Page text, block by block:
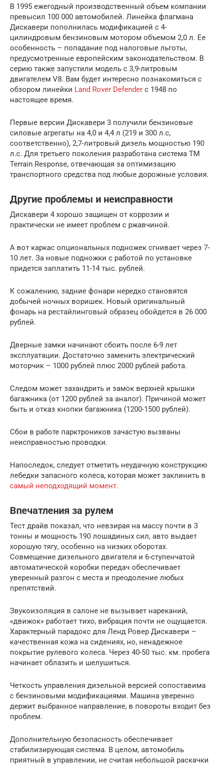
В 1995 ежегодный производственный объем компании
превысил 100 000 автомобилей. Линейка флагмана
Дискавери пополнилась модификацией с 4-
цилиндровым бензиновым мотором объемом 2,0 л. Ее
особенность – попадание под налоговые льготы,
предусмотренные европейским законодательством. В
серию также запустили модель с 3,9-литровым
двигателем V8. Вам будет интересно познакомиться с
обзором линейки Land Rover Defender с 1948 по
настоящее время.
Первые версии Дискавери 3 получили бензиновые
силовые агрегаты на 4,0 и 4,4 л (219 и 300 л.с,
соответственно), 2,7-литровый дизель мощностью 190
л.с. Для третьего поколения разработана система TM
Terrain Response, отвечающая за оптимизацию
транспортного средства под любые дорожные условия.
Другие проблемы и неисправности
Дискавери 4 хорошо защищен от коррозии и
практически не имеет проблем с ржавчиной.
А вот каркас опциональных подножек сгнивает через 7-
10 лет. За новые подножки с работой по установке
придется заплатить 11-14 тыс. рублей.
К сожалению, задние фонари нередко становятся
добычей ночных воришек. Новый оригинальный
фонарь на рестайлинговый образец обойдется в 26 000
рублей.
Дверные замки начинают сбоить после 6-9 лет
эксплуатации. Достаточно заменить электрический
моторчик – 1000 рублей плюс 2000 рублей работа.
Следом может захандрить и замок верхней крышки
багажника (от 1200 рублей за аналог). Причиной может
быть и отказ кнопки багажника (1200-1500 рублей).
Сбои в работе парктроников зачастую вызваны
неисправностью проводки.
Напоследок, следует отметить неудачную конструкцию
лебедки запасного колеса, которая может заклинить в
самый неподходящий момент.
Впечатления за рулем
Тест драйв показал, что невзирая на массу почти в 3
тонны и мощность 190 лошадиных сил, авто выдает
хорошую тягу, особенно на низких оборотах.
Совмещение дизельного двигателя и 6-ступенчатой
автоматической коробки передач обеспечивает
уверенный разгон с места и преодоление любых
препятствий.
Звукоизоляция в салоне не вызывает нареканий,
«движок» работает тихо, вибрация почти не ощущается.
Характерный парадокс для Ленд Ровер Дискавери –
качественная кожа на сидениях, но, ненадежное
покрытие рулевого колеса. Через 40-50 тыс. км. пробега
начинает облазить и шелушиться.
Четкость управления дизельной версией сопоставима
с бензиновыми модификациями. Машина уверенно
держит выбранное направление, в повороты входит без
проблем.
Дополнительную безопасность обеспечивает
стабилизирующая система. В целом, автомобиль
приятный в управлении, не считая небольшой раскачки